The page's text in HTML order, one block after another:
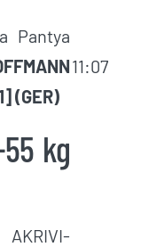
Pantya
(GER)
11:07
55 kg